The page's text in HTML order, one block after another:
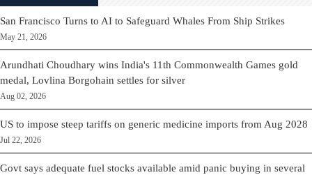
San Francisco Turns to AI to Safeguard Whales From Ship Strikes
May 21, 2026
Arundhati Choudhary wins India's 11th Commonwealth Games gold
medal, Lovlina Borgohain settles for silver
Aug 02, 2026
US to impose steep tariffs on generic medicine imports from Aug 2028
Jul 22, 2026
Govt says adequate fuel stocks available amid panic buying in several